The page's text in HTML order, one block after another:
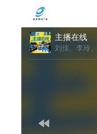
主播在线
刘佳、李玲